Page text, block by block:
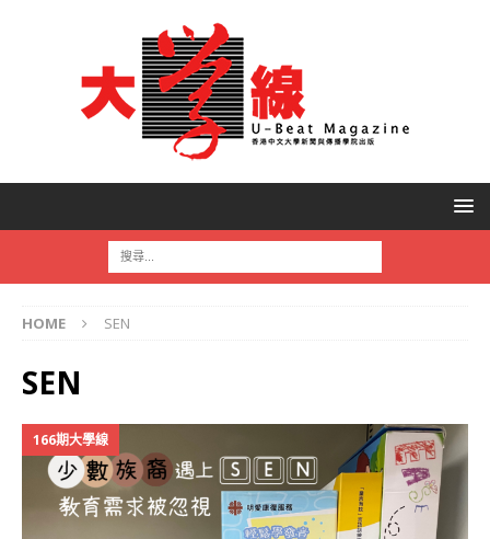
HOME SEN
SEN
166期大學線